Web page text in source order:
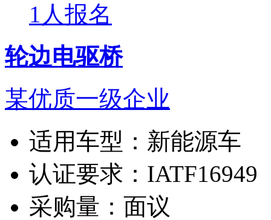
1人报名
轮边电驱桥
某优质一级企业
适用车型： 新能源车
认证要求： IATF16949
采购量： 面议